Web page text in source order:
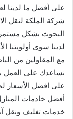
على أفضل ما لدينا
شركة الملكة لنقل
البحوث بشكل مستمر
لدينا سوى أولويتنا
مع المقاولين من
نساعدك على العمل
على افضل الأسعار
أفضل خادمات
خدمات تغليف ونقل